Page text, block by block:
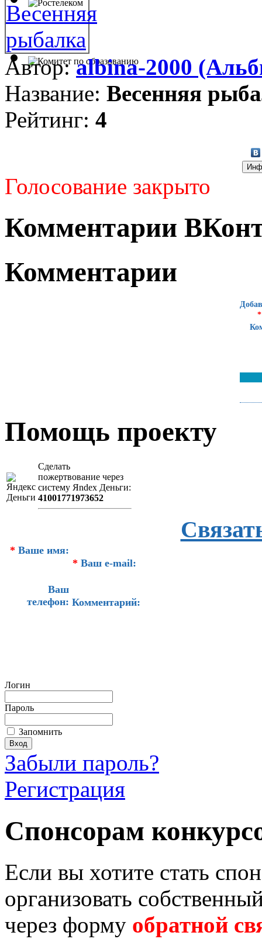
Автор:albina-2000
Название: Весенняя
Рейтинг: 4
Голосование закрыто
Комментарии
Комментарии
*
Помощь проекту
Сделать
пожертвование через
систeму Яndex Деньги:
41001771973652
* Ваше имя:
* Ваш e-mail:
Ваш
телефон: Комментарий:
Логин
Пароль
Запомнить
Забыли пароль?
Регистрация
Спонсорам
Если вы хотите стать
организовать
через форму обратной